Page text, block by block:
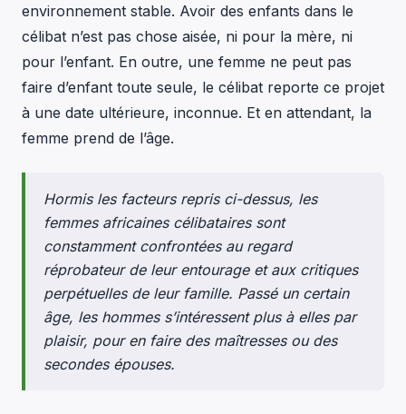
environnement stable. Avoir des enfants dans le
célibat n’est pas chose aisée, ni pour la mère, ni
pour l’enfant. En outre, une femme ne peut pas
faire d’enfant toute seule, le célibat reporte ce projet
à une date ultérieure, inconnue. Et en attendant, la
femme prend de l’âge.
Hormis les facteurs repris ci-dessus, les
femmes africaines célibataires sont
constamment confrontées au regard
réprobateur de leur entourage et aux critiques
perpétuelles de leur famille. Passé un certain
âge, les hommes s’intéressent plus à elles par
plaisir, pour en faire des maîtresses ou des
secondes épouses.